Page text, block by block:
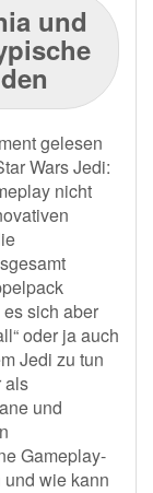
und
gelesen
Wars Jedi:
nicht
sich aber
oder ja auch
Jedi zu tun
als
und
Gameplay-
wie kann